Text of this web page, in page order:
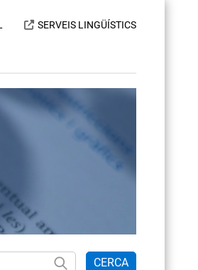
SERVEIS LINGÜÍSTICS
CERCA